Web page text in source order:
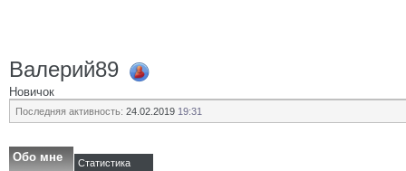
Валерий89
Новичок
Последняя активность: 24.02.2019 19:31
Обо мне Статистика